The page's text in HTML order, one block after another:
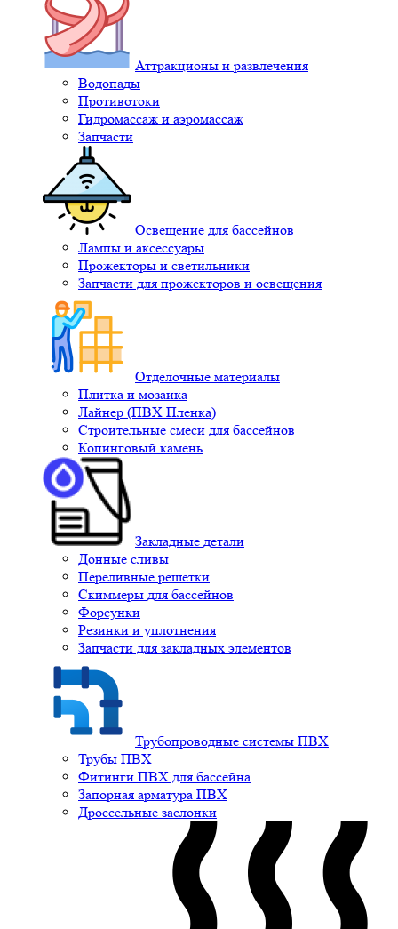
Аттракционы и развлечения
Водопады
Противотоки
Гидромассаж и аэромассаж
Запчасти
Освещение для бассейнов
Лампы и аксессуары
Прожекторы и светильники
Запчасти для прожекторов и освещения
Отделочные материалы
Плитка и мозаика
Лайнер (ПВХ Пленка)
Строительные смеси для бассейнов
Копинговый камень
Закладные детали
Донные сливы
Переливные решетки
Скиммеры для бассейнов
Форсунки
Резинки и уплотнения
Запчасти для закладных элементов
Трубопроводные системы ПВХ
Трубы ПВХ
Фитинги ПВХ для бассейна
Запорная арматура ПВХ
Дроссельные заслонки